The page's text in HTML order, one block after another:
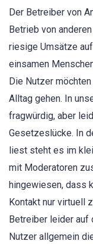
Der Betreiber von
Betrieb von
riesige Umsätze
einsamen
Die Nutzer
Alltag gehen. In
fragwürdig, aber
Gesetzeslücke. In
liest steht es im
mit Moderatoren
hingewiesen, dass
Kontakt nur virtuell
Betreiber leider
Nutzer allgemein